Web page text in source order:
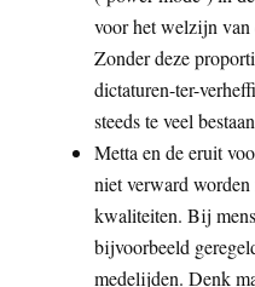
voor het welzijn van
Zonder deze
dictaturen-ter-
steeds te veel
Metta en de eruit
niet verward
kwaliteiten. Bij
bijvoorbeeld
medelijden. Denk